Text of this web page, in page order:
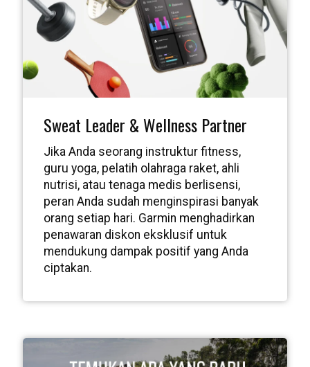
Sweat Leader & Wellness Partner
Jika Anda seorang instruktur fitness,
guru yoga, pelatih olahraga raket, ahli
nutrisi, atau tenaga medis berlisensi,
peran Anda sudah menginspirasi banyak
orang setiap hari. Garmin menghadirkan
penawaran diskon eksklusif untuk
mendukung dampak positif yang Anda
ciptakan.